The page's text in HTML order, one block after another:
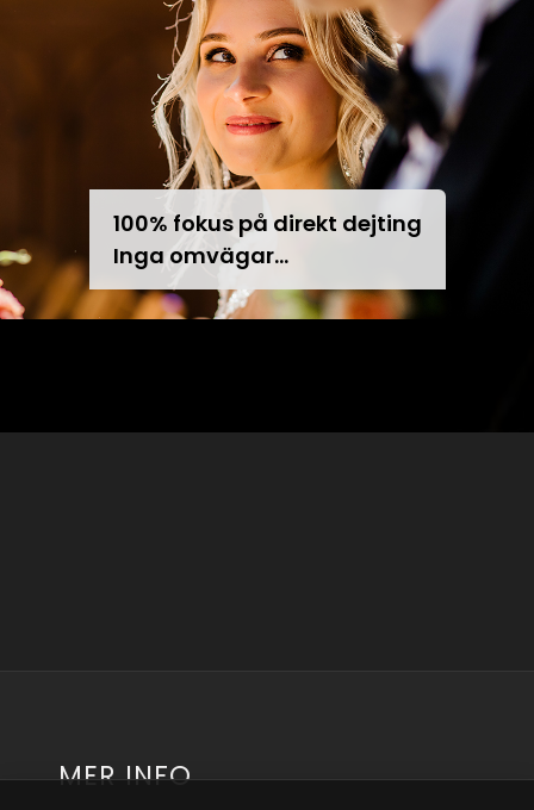
100% fokus på direkt dejting
Inga omvägar...
MER INFO